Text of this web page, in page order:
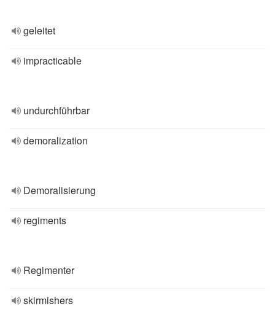
geleitet
impracticable
undurchführbar
demoralization
Demoralisierung
regiments
Regimenter
skirmishers